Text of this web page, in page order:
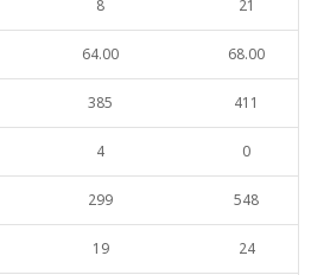
8 21
64.00 68.00
385 411
4 0
299 548
19 24